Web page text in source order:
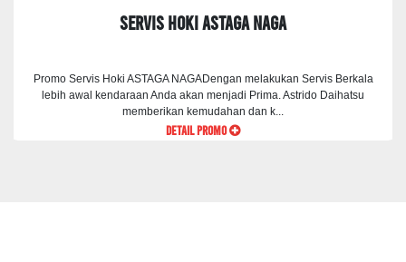
Servis Hoki ASTAGA NAGA
Promo Servis Hoki ASTAGA NAGADengan melakukan Servis Berkala
lebih awal kendaraan Anda akan menjadi Prima. Astrido Daihatsu
memberikan kemudahan dan k...
DETAIL PROMO